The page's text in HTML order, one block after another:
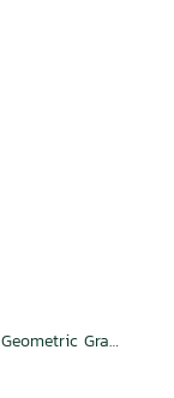
Artisan Wood Floor Geometric Grandeur